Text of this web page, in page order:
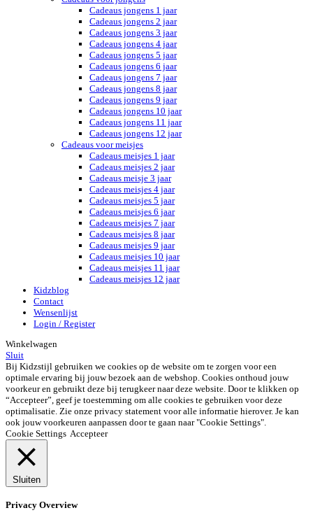
Cadeaus jongens 1 jaar
Cadeaus jongens 2 jaar
Cadeaus jongens 3 jaar
Cadeaus jongens 4 jaar
Cadeaus jongens 5 jaar
Cadeaus jongens 6 jaar
Cadeaus jongens 7 jaar
Cadeaus jongens 8 jaar
Cadeaus jongens 9 jaar
Cadeaus jongens 10 jaar
Cadeaus jongens 11 jaar
Cadeaus jongens 12 jaar
Cadeaus voor meisjes
Cadeaus meisjes 1 jaar
Cadeaus meisjes 2 jaar
Cadeaus meisje 3 jaar
Cadeaus meisjes 4 jaar
Cadeaus meisjes 5 jaar
Cadeaus meisjes 6 jaar
Cadeaus meisjes 7 jaar
Cadeaus meisjes 8 jaar
Cadeaus meisjes 9 jaar
Cadeaus meisjes 10 jaar
Cadeaus meisjes 11 jaar
Cadeaus meisjes 12 jaar
Kidzblog
Contact
Wensenlijst
Login / Register
Winkelwagen
Sluit
Bij Kidzstijl gebruiken we cookies op de website om te zorgen voor een
optimale ervaring bij jouw bezoek aan de webshop. Cookies onthoud jouw
voorkeur en gebruikt deze bij terugkeer naar deze website. Door te klikken op
“Accepteer”, geef je toestemming om alle cookies te gebruiken voor deze
optimalisatie. Zie onze privacy statement voor alle informatie hierover. Je kan
ook jouw voorkeuren aanpassen door te gaan naar "Cookie Settings".
Cookie Settings Accepteer
Sluiten
Privacy Overview